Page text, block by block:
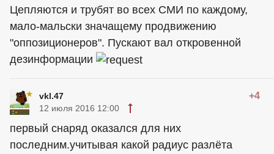
Цепляются и трубят во всех СМИ по каждому,
мало-мальски значащему продвижению
"оппозиционеров". Пускают вал откровенной
дезинформации
vkl.47 +4
12 июля 2016 12:00
первый снаряд оказался для них
последним.учитывая какой радиус разлёта